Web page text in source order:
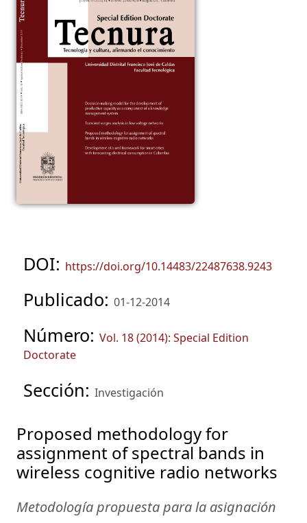
DOI: https://doi.org/10.14483/22487638.9243
Publicado: 01-12-2014
Número: Vol. 18 (2014): Special Edition
Doctorate
Sección: Investigación
Proposed methodology for
assignment of spectral bands in
wireless cognitive radio networks
Metodología propuesta para la asignación